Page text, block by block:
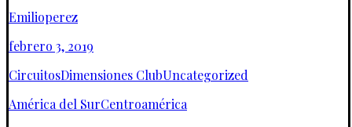
Emilioperez
febrero 3, 2019
CircuitosDimensiones ClubUncategorized
América del SurCentroamérica